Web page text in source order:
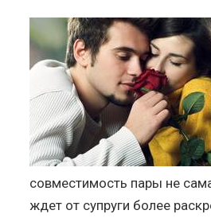
совместимость пары не
ждет от супруги более